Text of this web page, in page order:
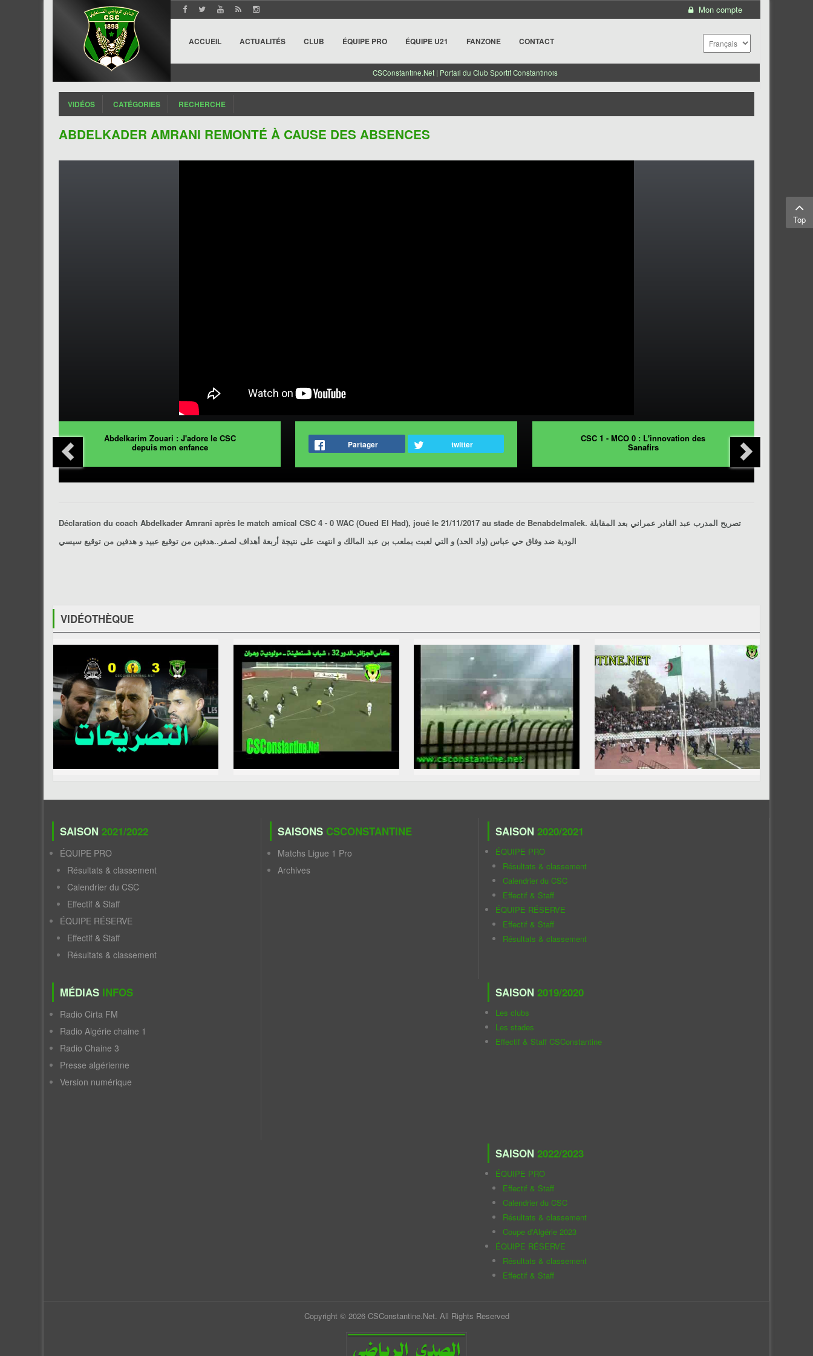
Mon compte
ACCUEIL ACTUALITÉS CLUB ÉQUIPE PRO ÉQUIPE U21 FANZONE CONTACT
CSConstantine.Net | Portail du Club Sportif Constantinois
VIDÉOS CATÉGORIES RECHERCHE
ABDELKADER AMRANI REMONTÉ À CAUSE DES ABSENCES
Abdelkarim Zouari : J'adore le CSC
depuis mon enfance Partager twitter
CSC 1 - MCO 0 : L'innovation des
Sanafirs
Déclaration du coach Abdelkader Amrani après le match amical CSC 4 - 0 WAC (Oued El Had), joué le 21/11/2017 au stade de Benabdelmalek. تصريح المدرب عبد القادر عمراني بعد المقابلة
الودية ضد وفاق حي عباس (واد الحد) و التي لعبت بملعب بن عبد المالك و انتهت على نتيجة أربعة أهداف لصفر..هدفين من توقيع عبيد و هدفين من توقيع سيسي
VIDÉOTHÈQUE
SAISON 2021/2022
ÉQUIPE PRO
Résultats & classement
Calendrier du CSC
Effectif & Staff
ÉQUIPE RÉSERVE
Effectif & Staff
Résultats & classement
MÉDIAS INFOS
Radio Cirta FM
Radio Algérie chaine 1
Radio Chaine 3
Presse algérienne
Version numérique
SAISONS CSCONSTANTINE
Matchs Ligue 1 Pro
Archives
SAISON 2020/2021
ÉQUIPE PRO
Résultats & classement
Calendrier du CSC
Effectif & Staff
ÉQUIPE RÉSERVE
Effectif & Staff
Résultats & classement
SAISON 2019/2020
Les clubs
Les stades
Effectif & Staff CSConstantine
SAISON 2022/2023
ÉQUIPE PRO
Effectif & Staff
Calendrier du CSC
Résultats & classement
Coupe d'Algérie 2023
ÉQUIPE RÉSERVE
Résultats & classement
Effectif & Staff
Copyright © 2026 CSConstantine.Net. All Rights Reserved
Top